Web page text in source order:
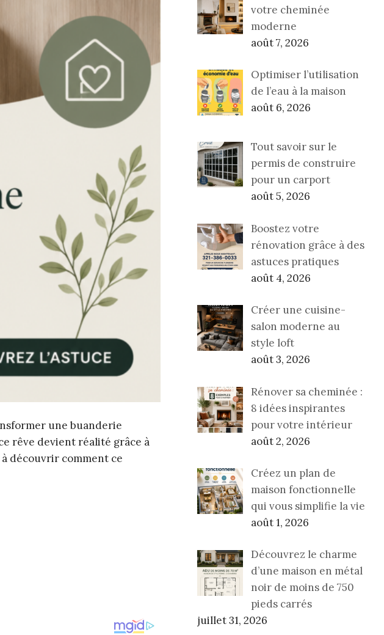
une buanderie
rêve devient réalité grâce à
découvrir comment ce
votre cheminée
moderne
août 7, 2026
Optimiser l’utilisation
de l’eau à la maison
août 6, 2026
Tout savoir sur le
permis de construire
pour un carport
août 5, 2026
Boostez votre
rénovation grâce à des
astuces pratiques
août 4, 2026
Créer une cuisine-
salon moderne au
style loft
août 3, 2026
Rénover sa cheminée :
8 idées inspirantes
pour votre intérieur
août 2, 2026
Créez un plan de
maison fonctionnelle
qui vous simplifie la vie
août 1, 2026
Découvrez le charme
d’une maison en métal
noir de moins de 750
pieds carrés
juillet 31, 2026